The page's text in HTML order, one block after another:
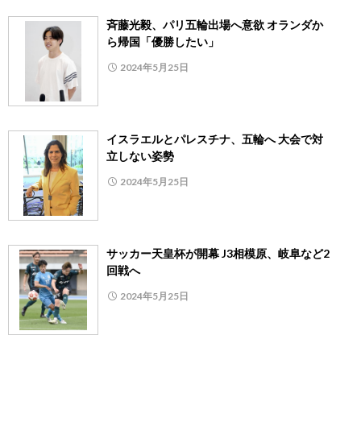
斉藤光毅、パリ五輪出場へ意欲 オランダか
ら帰国「優勝したい」
2024年5月25日
イスラエルとパレスチナ、五輪へ 大会で対
立しない姿勢
2024年5月25日
サッカー天皇杯が開幕 J3相模原、岐阜など2
回戦へ
2024年5月25日